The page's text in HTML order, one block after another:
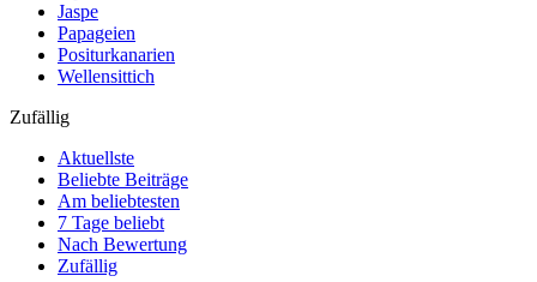
Jaspe
Papageien
Positurkanarien
Wellensittich
Zufällig
Aktuellste
Beliebte Beiträge
Am beliebtesten
7 Tage beliebt
Nach Bewertung
Zufällig